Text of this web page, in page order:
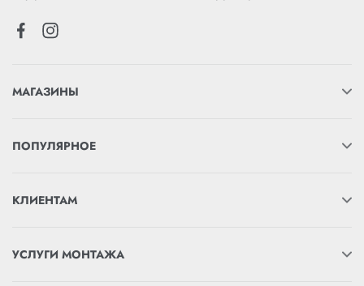
МАГАЗИНЫ
ПОПУЛЯРНОЕ
КЛИЕНТАМ
УСЛУГИ МОНТАЖА